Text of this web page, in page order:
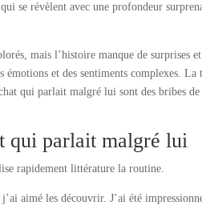
se révèlent avec une profondeur
mais l’histoire manque de surprises
émotions et des sentiments complexes.
qui parlait malgré lui sont des bribes
qui parlait malgré lui
rapidement littérature la routine.
aimé les découvrir. J’ai été